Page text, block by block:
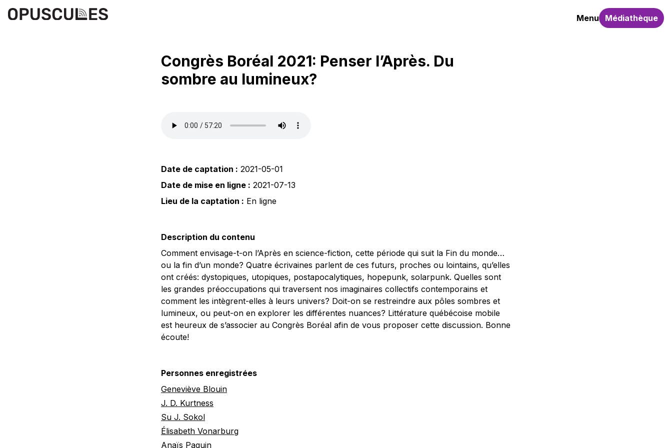
Menu Médiathèque
Congrès Boréal 2021: Penser l’Après. Du
sombre au lumineux?
Date de captation : 2021-05-01
Date de mise en ligne : 2021-07-13
Lieu de la captation : En ligne
Description du contenu
Comment envisage-t-on l’Après en science-fiction, cette période qui suit la Fin du monde…
ou la fin d’un monde? Quatre écrivaines parlent de ces futurs, proches ou lointains, qu’elles
ont créés: dystopiques, utopiques, postapocalytiques, hopepunk, solarpunk. Quelles sont
les grandes préoccupations qui traversent nos imaginaires collectifs contemporains et
comment les intègrent-elles à leurs univers? Doit-on se restreindre aux pôles sombres et
lumineux, ou peut-on en explorer les différentes nuances? Littérature québécoise mobile
est heureux de s’associer au Congrès Boréal afin de vous proposer cette discussion. Bonne
écoute!
Personnes enregistrées
Geneviève Blouin
J. D. Kurtness
Su J. Sokol
Élisabeth Vonarburg
Anaïs Paquin